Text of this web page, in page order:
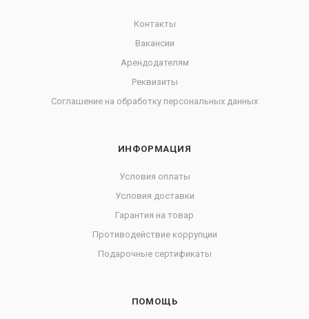
Контакты
Вакансии
Арендодателям
Реквизиты
Соглашение на обработку персональных данных
ИНФОРМАЦИЯ
Условия оплаты
Условия доставки
Гарантия на товар
Противодействие коррупции
Подарочные сертификаты
ПОМОЩЬ